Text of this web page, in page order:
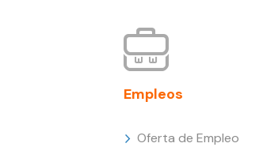
Empleos
Oferta de Empleo